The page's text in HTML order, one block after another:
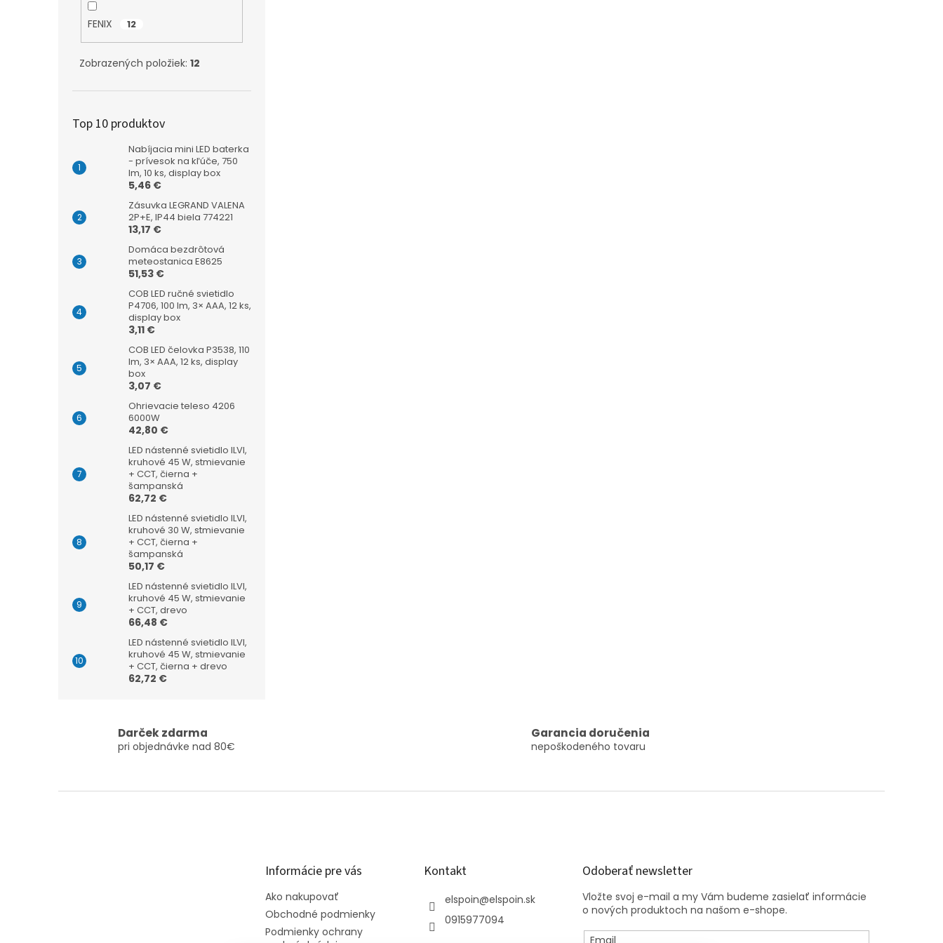
FENIX 12
Zobrazených položiek: 12
Top 10 produktov
Nabíjacia mini LED baterka
- prívesok na kľúče, 750
lm, 10 ks, display box
5,46 €
Zásuvka LEGRAND VALENA
2P+E, IP44 biela 774221
13,17 €
Domáca bezdrôtová
meteostanica E8625
51,53 €
COB LED ručné svietidlo
P4706, 100 lm, 3× AAA, 12 ks,
display box
3,11 €
COB LED čelovka P3538, 110
lm, 3× AAA, 12 ks, display
box
3,07 €
Ohrievacie teleso 4206
6000W
42,80 €
LED nástenné svietidlo ILVI,
kruhové 45 W, stmievanie
+ CCT, čierna +
šampanská
62,72 €
LED nástenné svietidlo ILVI,
kruhové 30 W, stmievanie
+ CCT, čierna +
šampanská
50,17 €
LED nástenné svietidlo ILVI,
kruhové 45 W, stmievanie
+ CCT, drevo
66,48 €
LED nástenné svietidlo ILVI,
kruhové 45 W, stmievanie
+ CCT, čierna + drevo
62,72 €
Darček zdarma
pri objednávke nad 80€
Garancia doručenia
nepoškodeného tovaru
Informácie pre vás
Ako nakupovať
Obchodné podmienky
Podmienky ochrany
Kontakt
elspoin@elspoin.sk
0915977094
Odoberať newsletter
Vložte svoj e-mail a my Vám budeme zasielať informácie
o nových produktoch na našom e-shope.